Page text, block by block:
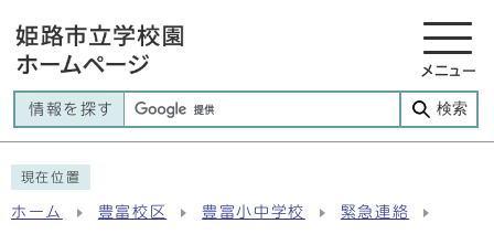
メニュー
情報を探す 検索
現在位置
ホーム 豊富校区 豊富小中学校 緊急連絡